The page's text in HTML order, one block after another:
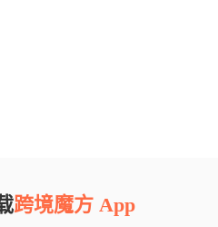
跨境魔方 App